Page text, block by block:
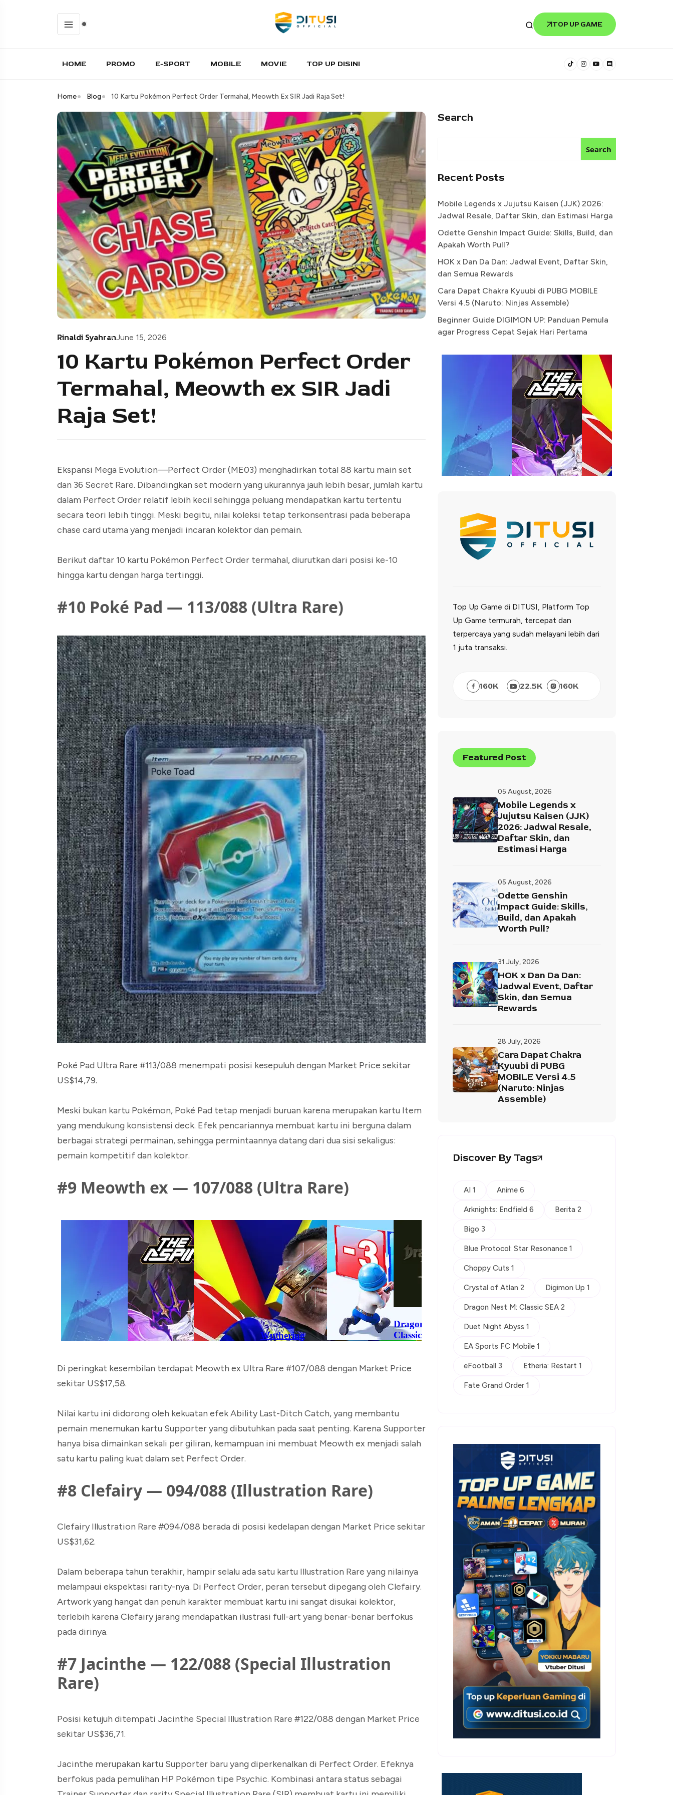
TOP UP GAME
HOME PROMO E-SPORT MOBILE MOVIE TOP UP DISINI
Home Blog 10 Kartu Pokémon Perfect Order Termahal, Meowth Ex SIR Jadi Raja Set!
Rinaldi SyahranJune 15, 2026
10 Kartu Pokémon Perfect Order
Termahal, Meowth ex SIR Jadi
Raja Set!
Ekspansi Mega Evolution—Perfect Order (ME03) menghadirkan total 88 kartu main set
dan 36 Secret Rare. Dibandingkan set modern yang ukurannya jauh lebih besar, jumlah kartu
dalam Perfect Order relatif lebih kecil sehingga peluang mendapatkan kartu tertentu
secara teori lebih tinggi. Meski begitu, nilai koleksi tetap terkonsentrasi pada beberapa
chase card utama yang menjadi incaran kolektor dan pemain.
Berikut daftar 10 kartu Pokémon Perfect Order termahal, diurutkan dari posisi ke-10
hingga kartu dengan harga tertinggi.
#10 Poké Pad — 113/088 (Ultra Rare)
Poké Pad Ultra Rare #113/088 menempati posisi kesepuluh dengan Market Price sekitar
US$14,79.
Meski bukan kartu Pokémon, Poké Pad tetap menjadi buruan karena merupakan kartu Item
yang mendukung konsistensi deck. Efek pencariannya membuat kartu ini berguna dalam
berbagai strategi permainan, sehingga permintaannya datang dari dua sisi sekaligus:
pemain kompetitif dan kolektor.
#9 Meowth ex — 107/088 (Ultra Rare)
Di peringkat kesembilan terdapat Meowth ex Ultra Rare #107/088 dengan Market Price
sekitar US$17,58.
Nilai kartu ini didorong oleh kekuatan efek Ability Last-Ditch Catch, yang membantu
pemain menemukan kartu Supporter yang dibutuhkan pada saat penting. Karena Supporter
hanya bisa dimainkan sekali per giliran, kemampuan ini membuat Meowth ex menjadi salah
satu kartu paling kuat dalam set Perfect Order.
#8 Clefairy — 094/088 (Illustration Rare)
Clefairy Illustration Rare #094/088 berada di posisi kedelapan dengan Market Price sekitar
US$31,62.
Dalam beberapa tahun terakhir, hampir selalu ada satu kartu Illustration Rare yang nilainya
melampaui ekspektasi rarity-nya. Di Perfect Order, peran tersebut dipegang oleh Clefairy.
Artwork yang hangat dan penuh karakter membuat kartu ini sangat disukai kolektor,
terlebih karena Clefairy jarang mendapatkan ilustrasi full-art yang benar-benar berfokus
pada dirinya.
#7 Jacinthe — 122/088 (Special Illustration
Rare)
Posisi ketujuh ditempati Jacinthe Special Illustration Rare #122/088 dengan Market Price
sekitar US$36,71.
Jacinthe merupakan kartu Supporter baru yang diperkenalkan di Perfect Order. Efeknya
berfokus pada pemulihan HP Pokémon tipe Psychic. Kombinasi antara status sebagai
Search
Search
Recent Posts
Mobile Legends x Jujutsu Kaisen (JJK) 2026:
Jadwal Resale, Daftar Skin, dan Estimasi Harga
Odette Genshin Impact Guide: Skills, Build, dan
Apakah Worth Pull?
HOK x Dan Da Dan: Jadwal Event, Daftar Skin,
dan Semua Rewards
Cara Dapat Chakra Kyuubi di PUBG MOBILE
Versi 4.5 (Naruto: Ninjas Assemble)
Beginner Guide DIGIMON UP: Panduan Pemula
agar Progress Cepat Sejak Hari Pertama
Top Up Game di DITUSI, Platform Top
Up Game termurah, tercepat dan
terpercaya yang sudah melayani lebih dari
1 juta transaksi.
160K 22.5K 160K
Featured Post
05 August, 2026
Mobile Legends x
Jujutsu Kaisen (JJK)
2026: Jadwal Resale,
Daftar Skin, dan
Estimasi Harga
05 August, 2026
Odette Genshin
Impact Guide: Skills,
Build, dan Apakah
Worth Pull?
31 July, 2026
HOK x Dan Da Dan:
Jadwal Event, Daftar
Skin, dan Semua
Rewards
28 July, 2026
Cara Dapat Chakra
Kyuubi di PUBG
MOBILE Versi 4.5
(Naruto: Ninjas
Assemble)
Discover By Tags
AI 1 Anime 6
Arknights: Endfield 6 Berita 2
Bigo 3
Blue Protocol: Star Resonance 1
Choppy Cuts 1
Crystal of Atlan 2 Digimon Up 1
Dragon Nest M: Classic SEA 2
Duet Night Abyss 1
EA Sports FC Mobile 1
eFootball 3 Etheria: Restart 1
Fate Grand Order 1